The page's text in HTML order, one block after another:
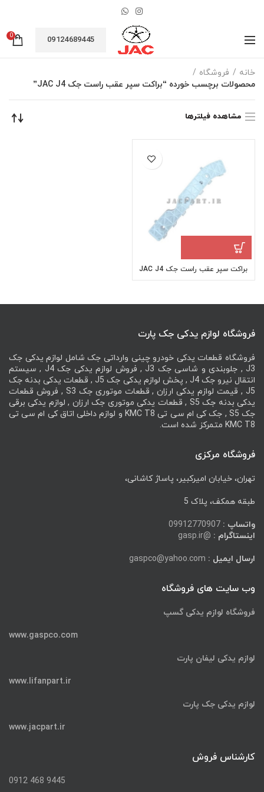
09124689445
0
خانه
فروشگاه
محصولات برچسب خورده “براکت سپر عقب راست جک JAC J4”
مشاهده فیلترها
براکت سپر عقب راست جک JAC J4
فروشگاه لوازم یدکی جک پارت
فروشگاه قطعات یدکی خودرو چینی وارداتی جک شامل لوازم یدکی جک
J3 , جلوبندی و شاسی جک J3 , فروش لوازم یدکی جک J4 , سیستم
انتقال نیرو جک J4 , پخش لوازم یدکی جک J5 , قطعات یدکی بدنه جک
J5 , قیمت لوازم یدکی ارزان , قطعات موتوری جک S3 , فروش قطعات
یدکی بدنه جک S5 , قطعات یدکی موتوری جک ارزان , لوازم یدکی برقی
جک S5 , جک کی ام سی تی KMC T8 و لوازم داخلی اتاق کی ام سی تی
KMC T8 متمرکز شده است.
فروشگاه مرکزی
تهران، خیابان امیرکبیر، پاساژ کاشانی،
طبقه همکف، پلاک 5
واتساپ : 09912770907
اینستاگرام : @gasp.ir
ارسال ایمیل : gaspco@yahoo.com
وب سایت های فروشگاه
فروشگاه لوازم یدکی گسپ
www.gaspco.com
لوازم یدکی لیفان پارت
www.lifanpart.ir
لوازم یدکی جک پارت
www.jacpart.ir
کارشناس فروش
9445 468 0912